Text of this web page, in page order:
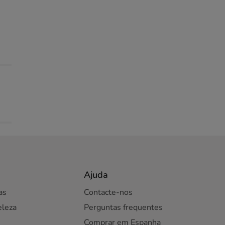
Ajuda
Contacte-nos
Perguntas frequentes
Comprar em Espanha